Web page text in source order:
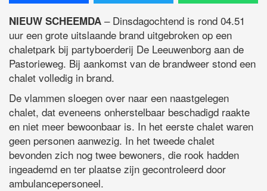
NIEUW SCHEEMDA – Dinsdagochtend is rond 04.51
uur een grote uitslaande brand uitgebroken op een
chaletpark bij partyboerderij De Leeuwenborg aan de
Pastorieweg. Bij aankomst van de brandweer stond een
chalet volledig in brand.
De vlammen sloegen over naar een naastgelegen
chalet, dat eveneens onherstelbaar beschadigd raakte
en niet meer bewoonbaar is. In het eerste chalet waren
geen personen aanwezig. In het tweede chalet
bevonden zich nog twee bewoners, die rook hadden
ingeademd en ter plaatse zijn gecontroleerd door
ambulancepersoneel.